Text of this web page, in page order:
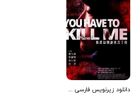
دانلود زیرنویس فارسی فیلم You Have to Kill Me 2021